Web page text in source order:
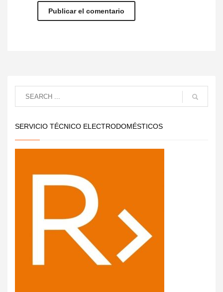
SERVICIO TÉCNICO ELECTRODOMÉSTICOS